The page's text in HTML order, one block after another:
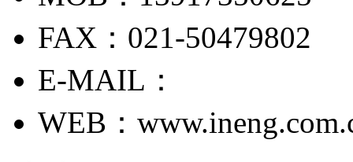
FAX：021-50479802
E-MAIL：
WEB：